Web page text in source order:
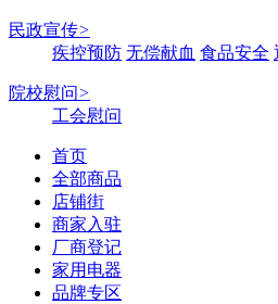
民政宣传>
疾控预防 无偿献血 食品安全
院校慰问>
工会慰问
首页
全部商品
店铺街
商家入驻
厂商登记
家用电器
品牌专区